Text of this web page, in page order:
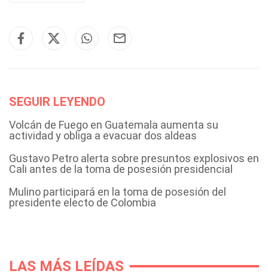
SEGUIR LEYENDO
Volcán de Fuego en Guatemala aumenta su
actividad y obliga a evacuar dos aldeas
Gustavo Petro alerta sobre presuntos explosivos en
Cali antes de la toma de posesión presidencial
Mulino participará en la toma de posesión del
presidente electo de Colombia
LAS MÁS LEÍDAS